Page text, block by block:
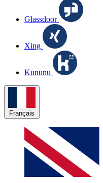
Glassdoor
Xing
Kununu
Français